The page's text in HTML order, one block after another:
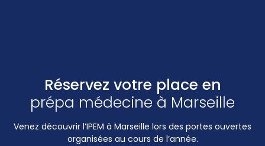
Réservez votre place en
prépa médecine à Marseille
Venez découvrir l’IPEM à Marseille lors des portes ouvertes
organisées au cours de l’année.